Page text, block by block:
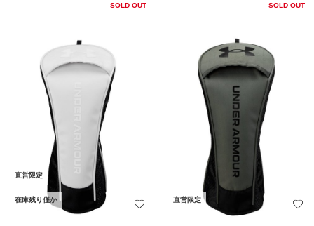
SOLD OUT SOLD OUT
直営限定
在庫残り僅か 直営限定